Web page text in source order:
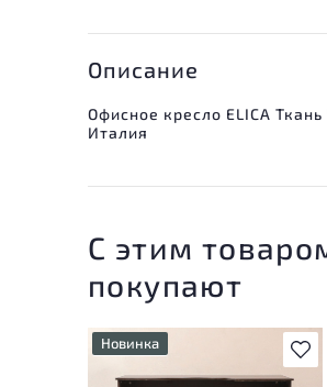
Описание
Офисное кресло ELICA
Италия
С этим
покупают
В
Новинка
У товара присутствуют